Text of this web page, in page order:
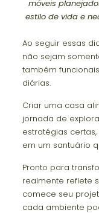
móveis
estilo de vida e
Ao seguir essas
não sejam
também
diárias.
Criar uma casa
jornada de
estratégias
em um santuário
Pronto para
realmente reflete
comece seu
cada ambiente